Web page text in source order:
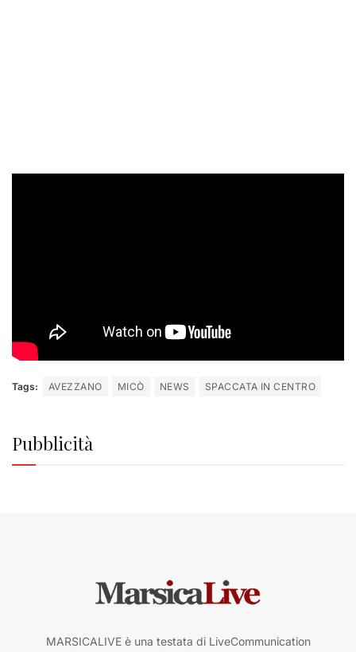
Tags: AVEZZANO MICÒ NEWS SPACCATA IN CENTRO
Pubblicità
MARSICALIVE è una testata di LiveCommunication